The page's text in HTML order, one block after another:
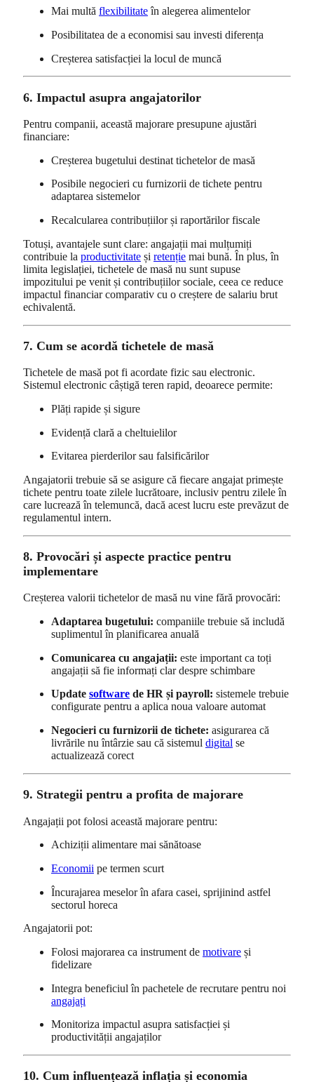
Mai multă flexibilitateîn alegerea alimentelor
Posibilitatea de a economisi sau investi diferența
Creșterea satisfacției la locul de muncă
6. Impactul asupra angajatorilor
Pentru companii, această majorare presupune ajustări
financiare:
Creșterea bugetului destinat tichetelor de masă
Posibile negocieri cu furnizorii de tichete pentru
adaptarea sistemelor
Recalcularea contribuțiilor și raportărilor fiscale
Totuși, avantajele sunt clare: angajații mai mulțumiți
contribuie la productivitate și retenție mai bună. În plus, în
limita legislației, tichetele de masă nu sunt supuse
impozitului pe venit și contribuțiilor sociale, ceea ce reduce
impactul financiar comparativ cu o creștere de salariu brut
echivalentă.
7. Cum se acordă tichetele de masă
Tichetele de masă pot fi acordate fizic sau electronic.
Sistemul electronic câștigă teren rapid, deoarece permite:
Plăți rapide și sigure
Evidență clară a cheltuielilor
Evitarea pierderilor sau falsificărilor
Angajatorii trebuie să se asigure că fiecare angajat primește
tichete pentru toate zilele lucrătoare, inclusiv pentru zilele în
care lucrează în telemuncă, dacă acest lucru este prevăzut de
regulamentul intern.
8. Provocări și aspecte practice pentru
implementare
Creșterea valorii tichetelor de masă nu vine fără provocări:
Adaptarea bugetului: companiile trebuie să includă
suplimentul în planificarea anuală
Comunicarea cu angajații: este important ca toți
angajații să fie informați clar despre schimbare
Update software de HR și payroll: sistemele trebuie
configurate pentru a aplica noua valoare automat
Negocieri cu furnizorii de tichete: asigurarea că
livrările nu întârzie sau că sistemul digital se
actualizează corect
9. Strategii pentru a profita de majorare
Angajații pot folosi această majorare pentru:
Achiziții alimentare mai sănătoase
Economii pe termen scurt
Încurajarea meselor în afara casei, sprijinind astfel
sectorul horeca
Angajatorii pot:
Folosi majorarea ca instrument de motivare și
fidelizare
Integra beneficiul în pachetele de recrutare pentru noi
angajați
Monitoriza impactul asupra satisfacției și
productivității angajaților
10. Cum influențează inflația și economia